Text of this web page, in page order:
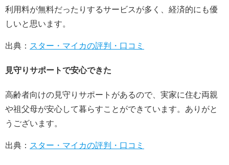
利用料が無料だったりするサービスが多く、経済的にも優
しいと思います。
出典： スター・マイカの評判・口コミ
見守りサポートで安心できた
高齢者向けの見守りサポートがあるので、実家に住む両親
や祖父母が安心して暮らすことができています。ありがと
うございます。
出典： スター・マイカの評判・口コミ